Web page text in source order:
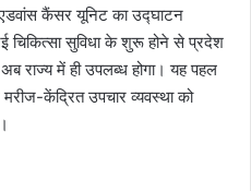
एडवांस कैंसर यूनिट का उद्घाटन
चिकित्सा सुविधा के शुरू होने से प्रदेश
राज्य में ही उपलब्ध होगा। यह पहल
केंद्रित उपचार व्यवस्था को